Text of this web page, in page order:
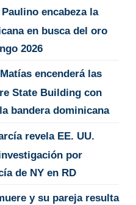
encabeza la
en busca del oro
2026
encenderá las
State Building con
bandera dominicana
revela EE. UU.
por
de NY en RD
y su pareja resulta